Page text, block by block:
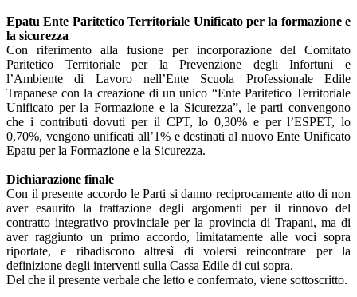
Epatu Ente Paritetico Territoriale Unificato per la formazione e
la sicurezza
Con riferimento alla fusione per incorporazione del Comitato
Paritetico Territoriale per la Prevenzione degli Infortuni e
l’Ambiente di Lavoro nell’Ente Scuola Professionale Edile
Trapanese con la creazione di un unico “Ente Paritetico Territoriale
Unificato per la Formazione e la Sicurezza”, le parti convengono
che i contributi dovuti per il CPT, lo 0,30% e per l’ESPET, lo
0,70%, vengono unificati all’1% e destinati al nuovo Ente Unificato
Epatu per la Formazione e la Sicurezza.
Dichiarazione finale
Con il presente accordo le Parti si danno reciprocamente atto di non
aver esaurito la trattazione degli argomenti per il rinnovo del
contratto integrativo provinciale per la provincia di Trapani, ma di
aver raggiunto un primo accordo, limitatamente alle voci sopra
riportate, e ribadiscono altresì di volersi reincontrare per la
definizione degli interventi sulla Cassa Edile di cui sopra.
Del che il presente verbale che letto e confermato, viene sottoscritto.